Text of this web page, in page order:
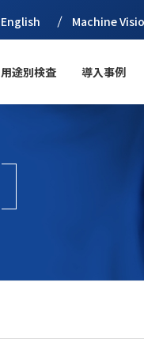
English Machine
用途別検査 導入事例